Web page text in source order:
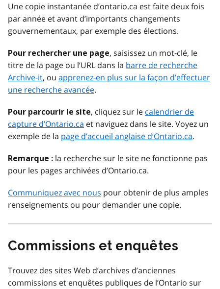
Une copie instantanée d’ontario.ca est faite deux fois
par année et avant d’importants changements
gouvernementaux, par exemple des élections.
Pour rechercher une page, saisissez un mot-clé, le
titre de la page ou l’URL dans la barre de recherche
Archive-it, ou apprenez-en plus sur la façon d’effectuer
une recherche avancée.
Pour parcourir le site, cliquez sur le calendrier de
capture d’Ontario.ca et naviguez dans le site. Voyez un
exemple de la page d’accueil anglaise d’Ontario.ca.
Remarque : la recherche sur le site ne fonctionne pas
pour les pages archivées d’Ontario.ca.
Communiquez avec nous pour obtenir de plus amples
renseignements ou pour demander une copie.
Commissions et enquêtes
Trouvez des sites Web d’archives d’anciennes
commissions et enquêtes publiques de l’Ontario sur